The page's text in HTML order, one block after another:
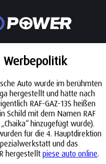
Werbepolitik
Auto wurde im berühmten
hergestellt und hätte nach
RAF-GAZ-13S heißen
Schild mit dem Namen RAF
hinzugefügt wurde).
für die 4. Hauptdirektion
und das
hergestellt piese auto online.